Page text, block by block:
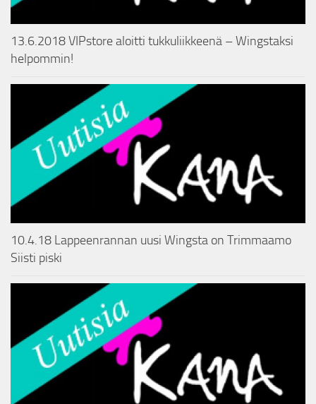
13.6.2018 VIPstore aloitti tukkuliikkeenä – Wingstaksi
helpommin!
10.4.18 Lappeenrannan uusi Wingsta on Trimmaamo
Siisti piski